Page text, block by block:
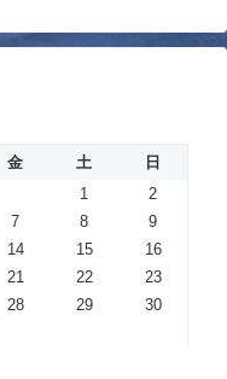
金 土
日
1
2
7 8
9
14 15
16
21 22
23
28 29
30